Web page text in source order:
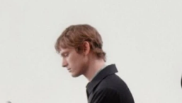
NO
ESTÁ
PAUSADO,
DEL
VÍDEO
ESTÁ
SIGA